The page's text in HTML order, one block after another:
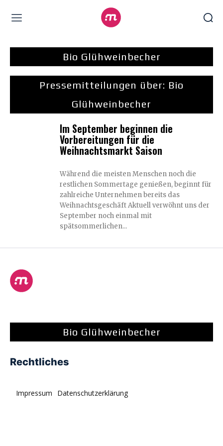
Bio Glühweinbecher
Pressemitteilungen über: Bio
Glühweinbecher
Im September beginnen die
Vorbereitungen für die
Weihnachtsmarkt Saison
Während die meisten Menschen noch die
restlichen Sommertage genießen, beginnt für
zahlreiche Unternehmen bereits das
Weihnachtsgeschäft Aktuell verwöhnt uns der
September noch einmal mit
spätsommerlichen...
Bio Glühweinbecher
Rechtliches
Impressum Datenschutzerklärung